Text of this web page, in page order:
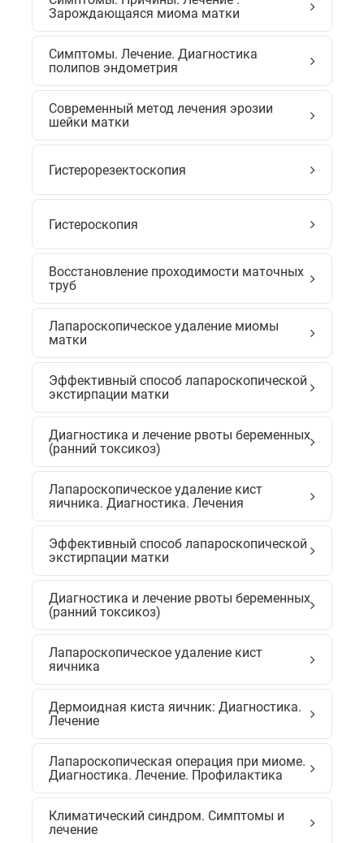
Зарождающаяся миома матки
Симптомы. Лечение. Диагностика
полипов эндометрия
Современный метод лечения эрозии
шейки матки
Гистерорезектоскопия
Гистероскопия
Восстановление проходимости маточных
труб
Лапароскопическое удаление миомы
матки
Эффективный способ лапароскопической
экстирпации матки
Диагностика и лечение рвоты беременных
(ранний токсикоз)
Лапароскопическое удаление кист
яичника. Диагностика. Лечения
Эффективный способ лапароскопической
экстирпации матки
Диагностика и лечение рвоты беременных
(ранний токсикоз)
Лапароскопическое удаление кист
яичника
Дермоидная киста яичник: Диагностика.
Лечение
Лапароскопическая операция при миоме.
Диагностика. Лечение. Профилактика
Климатический синдром. Симптомы и
лечение